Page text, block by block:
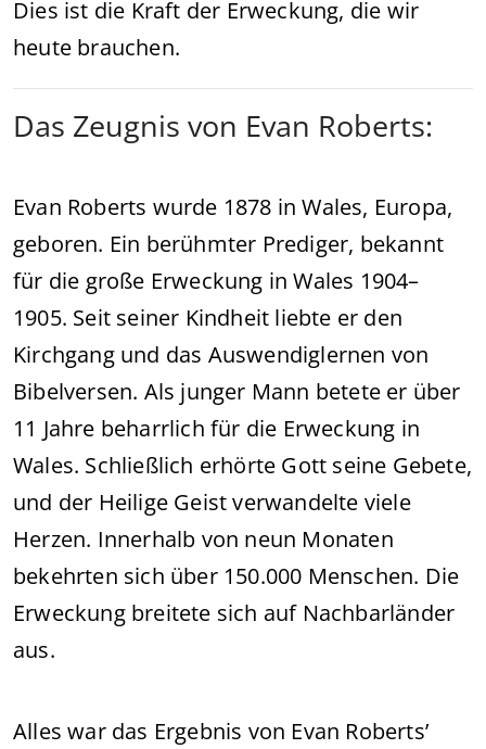
Dies ist die Kraft der Erweckung, die wir
heute brauchen.
Das Zeugnis von Evan Roberts:
Evan Roberts wurde 1878 in Wales, Europa,
geboren. Ein berühmter Prediger, bekannt
für die große Erweckung in Wales 1904–
1905. Seit seiner Kindheit liebte er den
Kirchgang und das Auswendiglernen von
Bibelversen. Als junger Mann betete er über
11 Jahre beharrlich für die Erweckung in
Wales. Schließlich erhörte Gott seine Gebete,
und der Heilige Geist verwandelte viele
Herzen. Innerhalb von neun Monaten
bekehrten sich über 150.000 Menschen. Die
Erweckung breitete sich auf Nachbarländer
aus.
Alles war das Ergebnis von Evan Roberts’